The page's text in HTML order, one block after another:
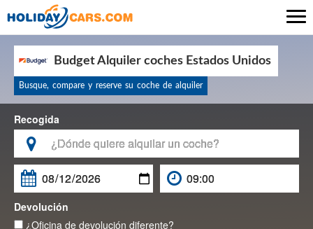
Budget Alquiler coches Estados Unidos
Busque, compare y reserve su coche de alquiler
Recogida


Devolución
¿Oficina de devolución diferente?